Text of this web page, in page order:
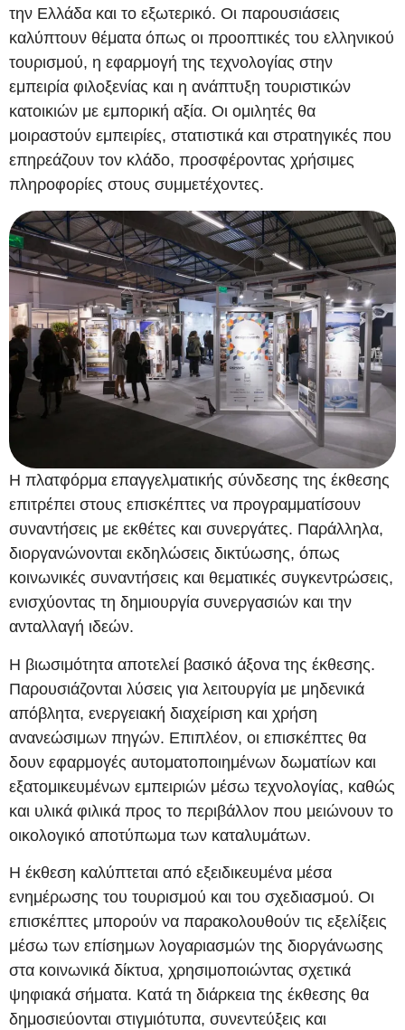
την Ελλάδα και το εξωτερικό. Οι παρουσιάσεις
καλύπτουν θέματα όπως οι προοπτικές του ελληνικού
τουρισμού, η εφαρμογή της τεχνολογίας στην
εμπειρία φιλοξενίας και η ανάπτυξη τουριστικών
κατοικιών με εμπορική αξία. Οι ομιλητές θα
μοιραστούν εμπειρίες, στατιστικά και στρατηγικές που
επηρεάζουν τον κλάδο, προσφέροντας χρήσιμες
πληροφορίες στους συμμετέχοντες.
Η πλατφόρμα επαγγελματικής σύνδεσης της έκθεσης
επιτρέπει στους επισκέπτες να προγραμματίσουν
συναντήσεις με εκθέτες και συνεργάτες. Παράλληλα,
διοργανώνονται εκδηλώσεις δικτύωσης, όπως
κοινωνικές συναντήσεις και θεματικές συγκεντρώσεις,
ενισχύοντας τη δημιουργία συνεργασιών και την
ανταλλαγή ιδεών.
Η βιωσιμότητα αποτελεί βασικό άξονα της έκθεσης.
Παρουσιάζονται λύσεις για λειτουργία με μηδενικά
απόβλητα, ενεργειακή διαχείριση και χρήση
ανανεώσιμων πηγών. Επιπλέον, οι επισκέπτες θα
δουν εφαρμογές αυτοματοποιημένων δωματίων και
εξατομικευμένων εμπειριών μέσω τεχνολογίας, καθώς
και υλικά φιλικά προς το περιβάλλον που μειώνουν το
οικολογικό αποτύπωμα των καταλυμάτων.
Η έκθεση καλύπτεται από εξειδικευμένα μέσα
ενημέρωσης του τουρισμού και του σχεδιασμού. Οι
επισκέπτες μπορούν να παρακολουθούν τις εξελίξεις
μέσω των επίσημων λογαριασμών της διοργάνωσης
στα κοινωνικά δίκτυα, χρησιμοποιώντας σχετικά
ψηφιακά σήματα. Κατά τη διάρκεια της έκθεσης θα
δημοσιεύονται στιγμιότυπα, συνεντεύξεις και